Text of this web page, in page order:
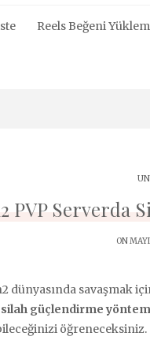
Reels Beğeni
PVP Serverda
ON
dünyasında savaşmak
silah güçlendirme